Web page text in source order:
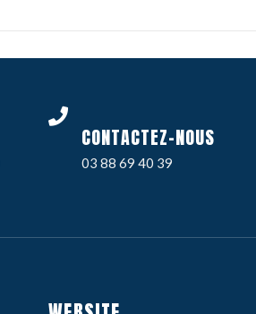
CONTACTEZ-NOUS
03 88 69 40 39